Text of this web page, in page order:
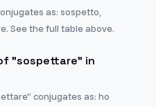
as: sospetto,
See the full table above.
"sospettare" in
conjugates as: ho